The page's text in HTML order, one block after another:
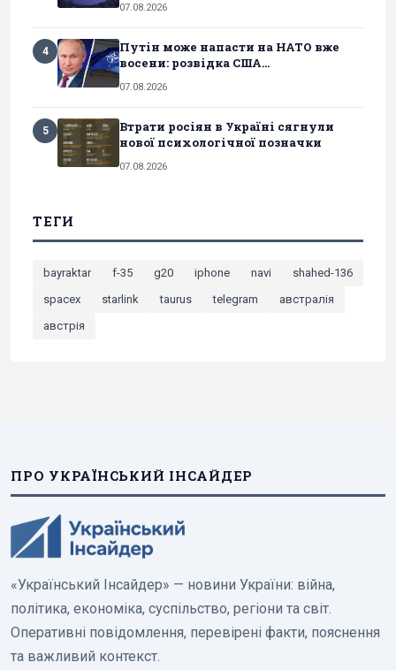
07.08.2026
4
Путін може напасти на НАТО вже
восени: розвідка США...
07.08.2026
5
Втрати росіян в Україні сягнули
нової психологічної позначки
07.08.2026
ТЕГИ
bayraktar f-35 g20 iphone navi
shahed-136
spacex
starlink taurus telegram
австралія
австрія
ПРО УКРАЇНСЬКИЙ ІНСАЙДЕР
«Український Інсайдер» — новини України: війна,
політика, економіка, суспільство, регіони та світ.
Оперативні повідомлення, перевірені факти, пояснення
та важливий контекст.